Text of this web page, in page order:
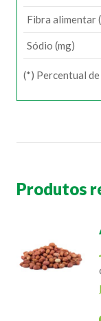
Fibra alimentar
Sódio (mg)
(*) Percentual
Produtos